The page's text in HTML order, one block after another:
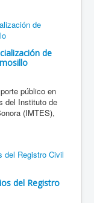
de
público en
del Instituto de
(IMTES),
del Registro